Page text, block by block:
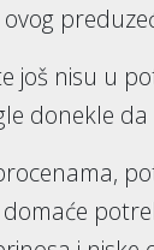
još nisu u
donekle